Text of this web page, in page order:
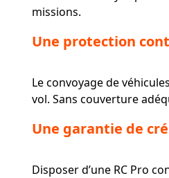
missions.
Une protection
Le convoyage de
vol. Sans couverture
Une garantie de
Disposer d’une RC Pro